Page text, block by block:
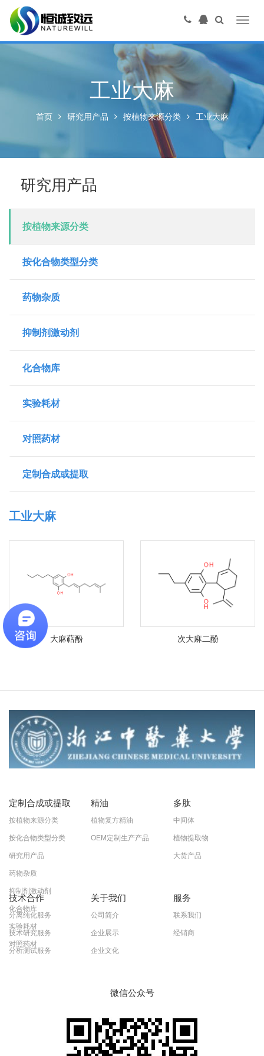
工业大麻
首页 研究用产品 按植物来源分类 工业大麻
研究用产品
按植物来源分类
按化合物类型分类
药物杂质
抑制剂激动剂
化合物库
实验耗材
对照药材
定制合成或提取
工业大麻
大麻萜酚 次大麻二酚
定制合成或提取
按植物来源分类
按化合物类型分类
研究用产品
药物杂质
抑制剂激动剂
化合物库
实验耗材
对照药材
精油
植物复方精油
OEM定制生产产品
多肽
中间体
植物提取物
大货产品
技术合作
分离纯化服务
技术研究服务
分析测试服务
关于我们
公司简介
企业展示
企业文化
服务
联系我们
经销商
微信公众号